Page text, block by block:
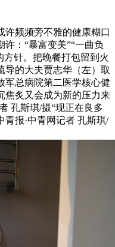
频频旁不雅的健康糊口
：“暴富变美”“一曲负
方针。把晚餐打包留到火
导的大夫贾志华（左）取
军总病院第二医学核心健
焦炙又会成为新的压力来
孔斯琪/摄“现正在良多
报·中青网记者 孔斯琪/